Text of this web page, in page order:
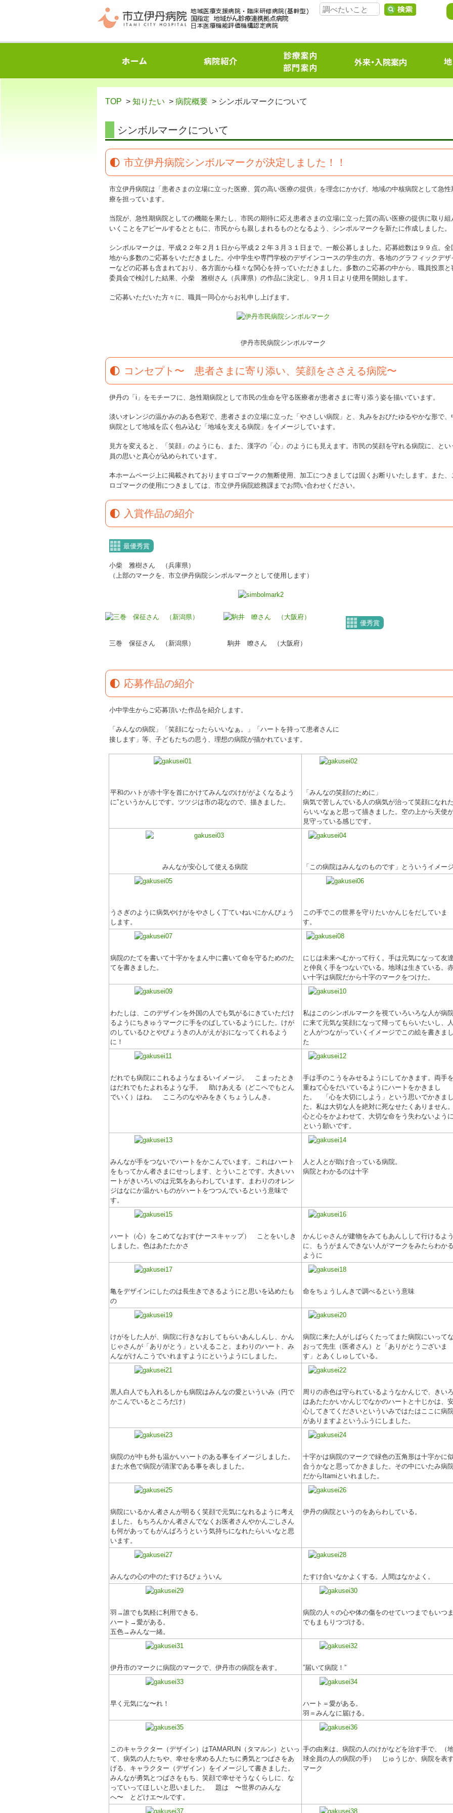
TOP > 知りたい > 病院概要 > シンボルマークについて
シンボルマークについて
市立伊丹病院シンボルマークが決定しました！！
市立伊丹病院は「患者さまの立場に立った医療、質の高い医療の提供」を理念にかかげ、地域の中核病院として急性
療を担っています。
当院が、急性期病院としての機能を果たし、市民の期待に応え患者さまの立場に立った質の高い医療の提供に取り組
いくことをアピールするとともに、市民からも親しまれるものとなるよう、シンボルマークを新たに作成しました。
シンボルマークは、平成２２年２月１日から平成２２年３月３１日まで、一般公募しました。応募総数は９９点。全
地から多数のご応募をいただきました。小中学生や専門学校のデザインコースの学生の方、各地のグラフィックデザ
ーなどの応募も含まれており、各方面から様々な関心を持っていただきました。多数のご応募の中から、職員投票と
委員会で検討した結果、小柴 雅樹さん（兵庫県）の作品に決定し、９月１日より使用を開始します。
ご応募いただいた方々に、職員一同心からお礼申し上げます。
伊丹市民病院シンボルマーク
コンセプト〜 患者さまに寄り添い、笑顔をささえる病院〜
伊丹の「i」をモチーフに、急性期病院として市民の生命を守る医療者が患者さまに寄り添う姿を描いています。
淡いオレンジの温かみのある色彩で、患者さまの立場に立った「やさしい病院」と、丸みをおびたゆるやかな形で、
病院として地域を広く包み込む「地域を支える病院」をイメージしています。
見方を変えると、「笑顔」のようにも、また、漢字の「心」のようにも見えます。市民の笑顔を守れる病院に、とい
員の思いと真心が込められています。
本ホームページ上に掲載されておりますロゴマークの無断使用、加工につきましては固くお断りいたします。また、
ロゴマークの使用につきましては、市立伊丹病院総務課までお問い合わせください。
入賞作品の紹介
最優秀賞
小柴 雅樹さん （兵庫県）
（上部のマークを、市立伊丹病院シンボルマークとして使用します）
優秀賞
三巻 保征さん （新潟県） 駒井 瞭さん （大阪府）
応募作品の紹介
小中学生からご応募頂いた作品を紹介します。
「みんなの病院」「笑顔になったらいいなぁ。」「ハートを持って患者さんに
接します」等、子どもたちの思う、理想の病院が描かれています。
平和のハトが赤十字を首にかけてみんなのけががよくなるよう
に”というかんじです。ツツジは市の花なので、描きました。
「みんなの笑顔のために」
病気で苦しんでいる人の病気が治って笑顔になれた
らいいなぁと思って描きました。空の上から天使
見守っている感じです。
みんなが安心して使える病院 「この病院はみんなのものです」とういうイメージ
うさぎのように病気やけがをやさしく丁ていねいにかんびょう
します。
この手でこの世界を守りたいかんじをだしていま
す。
病院のたてを書いて十字かをまん中に書いて命を守るためのた
てを書きました。
にじは未来へむかって行く。手は元気になって友達
と仲良く手をつないでいる。地球は生きている。
い十字は病院だから十字のマークをつけた。
わたしは、このデザインを外国の人でも気がるにきていただけ
るようにちきゅうマークに手をのばしているようにした。けが
のしているひとやびょうきの人がえがおになってくれるよう
に！
私はこのシンボルマークを視ていろいろな人が病
に来て元気な笑顔になって帰ってもらいたいし、人
と人がつながっていくイメージでこの絵を書きまし
た
だれでも病院にこれるようなまるいイメージ。 こまったとき
はだれでもたよれるような手。 助けあえる（どこへでもとん
でいく）はね。 こころのなやみをきくちょうしんき。
手は手のこうをみせるようにしてかきます。両手を
重ねて心をだいているようにハートをかきまし
た。 「心を大切にしよう」という思いでかきまし
た。私は大切な人を絶対に死なせたくありません。
心と心をかよわせて、大切な命をう失わないように
という願いです。
みんなが手をつないでハートをかこんでいます。これはハート
をもってかん者さまにせっします、とういことです。大きいハ
ートがきいろいのは元気をあらわしています。まわりのオレン
ジはなにか温かいものがハートをつつんでいるという意味で
す。
人と人とが助け合っている病院。
病院とわかるのは十字
ハート（心）をこめてなおす(ナースキャップ） ことをいしき
しました。色はあたたかさ
かんじゃさんが建物をみてもあんしして行けるよう
に、もうがまんできない人がマークをみたらわかる
ように
亀をデザインにしたのは長生きできるようにと思いを込めたも
の
命をちょうしんきで調べるという意味
けがをした人が、病院に行きなおしてもらいあんしんし、かん
じゃさんが「ありがとう」といえること。まわりのハート、み
んながけんこうでいれますようにというようにしました。
病院に来た人がしばらくたってまた病院にいってな
おって先生（医者さん）と「ありがとうございま
す」とあくしゅしている。
黒人白人でも入れるしかも病院はみんなの愛といういみ（円で
かこんでいるところだけ）
周りの赤色は守られているようなかんじで、きいろ
はあたたかいかんじでなかのハートと十じかは、
心してきてくださいといういみではたはここに病
がありますよというふうにしました。
病院のが中も外も温かいハートのある事をイメージしました。
また水色で病院が清潔である事を表しました。
十字かは病院のマークで緑色の五角形は十字かに
合うかなと思ってかきました。その中にいたみ病
だからItamiといれました。
病院にいるかん者さんが明るく笑顔で元気になれるように考え
ました。もちろんかん者さんでなくお医者さんやかんごしさん
も何があってもがんばろうという気持ちになれたらいいなと思
います。
伊丹の病院というのをあらわしている。
みんなの心の中のたすけるびょういん たすけ合いなかよくする。人間はなかよく。
羽→誰でも気軽に利用できる。
ハート→愛がある。
五色→みんな一緒。
病院の人々の心や体の傷をのせていつまでもいつま
でもまもりつづける。
伊丹市のマークに病院のマークで、伊丹市の病院を表す。 ”届いて病院！”
早く元気にな〜れ！
ハート＝愛がある。
羽＝みんなに届ける。
このキャラクター（デザイン）はTAMARUN（タマルン）といっ
て、病気の人たちや、幸せを求める人たちに勇気とつばさをあ
げる、キャラクター（デザイン）をイメージして書きました。
みんなが勇気とつばさをもち、笑顔で幸せそうなくらしに、な
っていってほしいと思いました。 題は 〜世界のみんな
へ〜 とどけエ〜ルです。
手の由来は、病院の人のけがなどを治す手で、（
球全員の人の病院の手） じゅうじか、病院を表す
マーク